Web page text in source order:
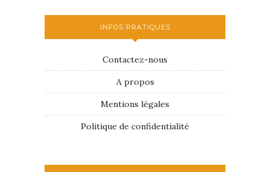
INFOS PRATIQUES
Contactez-nous
A propos
Mentions légales
Politique de confidentialité